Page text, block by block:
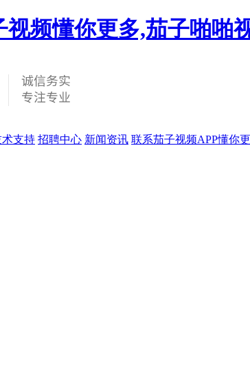
频懂你更多,茄子啪啪
术支持 招聘中心 新闻资讯 联系茄子视频APP懂你